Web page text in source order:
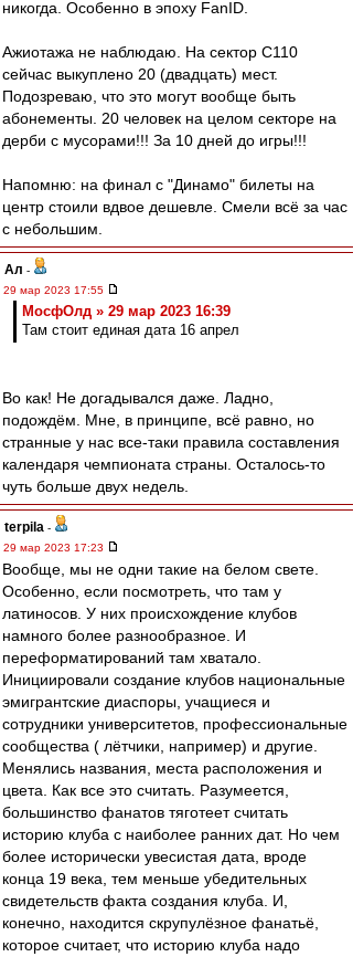
никогда. Особенно в эпоху FanID.
Ажиотажа не наблюдаю. На сектор С110
сейчас выкуплено 20 (двадцать) мест.
Подозреваю, что это могут вообще быть
абонементы. 20 человек на целом секторе на
дерби с мусорами!!! За 10 дней до игры!!!
Напомню: на финал с "Динамо" билеты на
центр стоили вдвое дешевле. Смели всё за час
с небольшим.
Ал -
29 мар 2023 17:55
МосфОлд » 29 мар 2023 16:39
Там стоит единая дата 16 апрел
Во как! Не догадывался даже. Ладно,
подождём. Мне, в принципе, всё равно, но
странные у нас все-таки правила составления
календаря чемпионата страны. Осталось-то
чуть больше двух недель.
terpila -
29 мар 2023 17:23
Вообще, мы не одни такие на белом свете.
Особенно, если посмотреть, что там у
латиносов. У них происхождение клубов
намного более разнообразное. И
переформатирований там хватало.
Инициировали создание клубов национальные
эмигрантские диаспоры, учащиеся и
сотрудники университетов, профессиональные
сообщества ( лётчики, например) и другие.
Менялись названия, места расположения и
цвета. Как все это считать. Разумеется,
большинство фанатов тяготеет считать
историю клуба с наиболее ранних дат. Но чем
более исторически увесистая дата, вроде
конца 19 века, тем меньше убедительных
свидетельств факта создания клуба. И,
конечно, находится скрупулёзное фанатьё,
которое считает, что историю клуба надо